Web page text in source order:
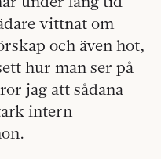
vittnat om
och även hot,
hur man ser på
jag att sådana
intern